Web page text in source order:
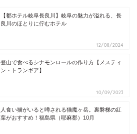
【都ホテル岐阜長良川】岐阜の魅力が溢れる、長
良川のほとりに佇むホテル
12/08/2024
登山で食べるシナモンロールの作り方【メスティ
ン・トランギア】
10/09/2023
人食い猫がいると噂される猫魔ヶ岳。裏磐梯の紅
葉がおすすめ！福島県（耶麻郡）10月